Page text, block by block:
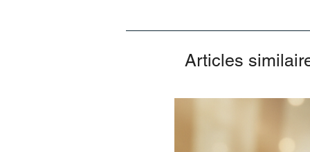
Articles